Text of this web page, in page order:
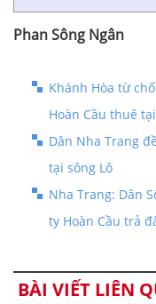
Phan Sông Ngân
Khánh Hòa từ
Hoàn Cầu thuê
Dân Nha Trang
tại sông Lô
Nha Trang: Dân
ty Hoàn Cầu trả
BÀI VIẾT LIÊN